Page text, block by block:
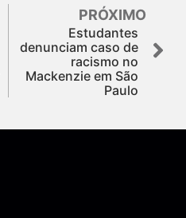
PRÓXIMO
Estudantes
denunciam caso de
racismo no
Mackenzie em São
Paulo